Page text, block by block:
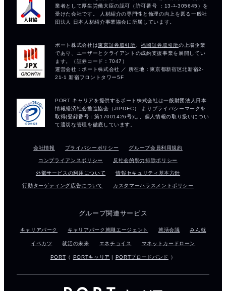
会社情報 プライバシーポリシー グループ会員利用規約
コンプライアンスポリシー 反社会的勢力排除ポリシー
外部サービスの利用について 情報セキュリティ基本方針
行動ターゲティング広告について カスタマーハラスメントポリシー